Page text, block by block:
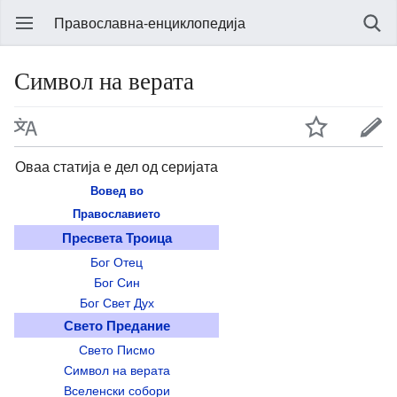
Православна-енциклопедија
Символ на верата
Оваа статија е дел од серијата
Вовед во
Православието
Пресвета Троица
Бог Отец
Бог Син
Бог Свет Дух
Свето Предание
Свето Писмо
Символ на верата
Вселенски собори